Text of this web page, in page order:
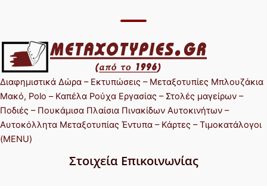
Διαφημιστικά Δώρα – Εκτυπώσεις – Μεταξοτυπίες Μπλουζάκια
Μακό, Polo – Καπέλα Ρούχα Εργασίας – Στολές μαγείρων –
Ποδιές – Πουκάμισα Πλαίσια Πινακίδων Αυτοκινήτων –
Αυτοκόλλητα Μεταξοτυπίας Έντυπα – Κάρτες – Τιμοκατάλογοι
(MENU)
Στοιχεία Επικοινωνίας